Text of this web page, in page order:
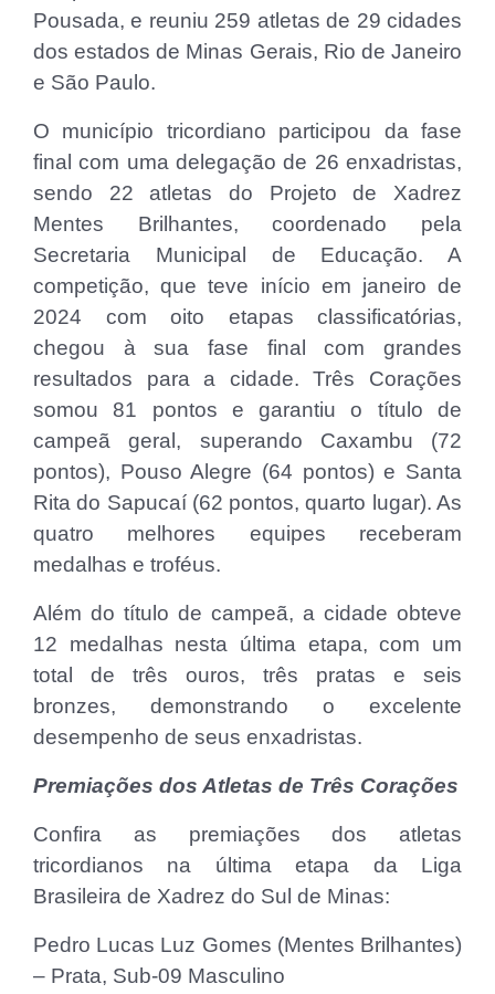
Pousada, e reuniu 259 atletas de 29 cidades
dos estados de Minas Gerais, Rio de Janeiro
e São Paulo.
O município tricordiano participou da fase
final com uma delegação de 26 enxadristas,
sendo 22 atletas do Projeto de Xadrez
Mentes Brilhantes, coordenado pela
Secretaria Municipal de Educação. A
competição, que teve início em janeiro de
2024 com oito etapas classificatórias,
chegou à sua fase final com grandes
resultados para a cidade. Três Corações
somou 81 pontos e garantiu o título de
campeã geral, superando Caxambu (72
pontos), Pouso Alegre (64 pontos) e Santa
Rita do Sapucaí (62 pontos, quarto lugar). As
quatro melhores equipes receberam
medalhas e troféus.
Além do título de campeã, a cidade obteve
12 medalhas nesta última etapa, com um
total de três ouros, três pratas e seis
bronzes, demonstrando o excelente
desempenho de seus enxadristas.
Premiações dos Atletas de Três Corações
Confira as premiações dos atletas
tricordianos na última etapa da Liga
Brasileira de Xadrez do Sul de Minas:
Pedro Lucas Luz Gomes (Mentes Brilhantes)
– Prata, Sub-09 Masculino